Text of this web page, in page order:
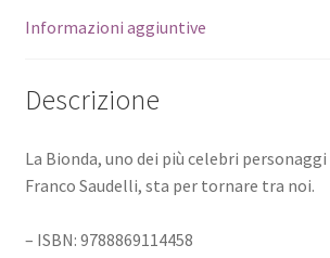
Informazioni aggiuntive
Descrizione
La Bionda, uno dei più celebri
Franco Saudelli, sta per tornare tra noi.
– ISBN: 9788869114458